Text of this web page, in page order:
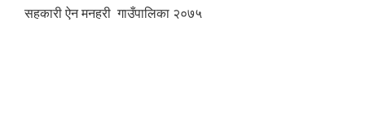
सहकारी ऐन मनहरी गाउँपालिका २०७५